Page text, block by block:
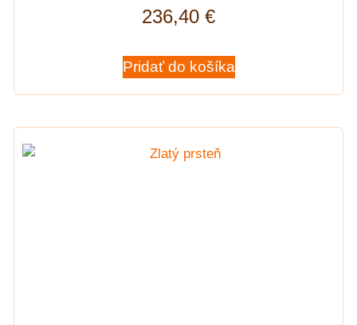
236,40 €
Pridať do košíka